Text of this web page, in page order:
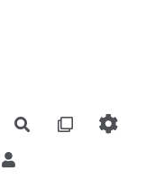
Rechercher